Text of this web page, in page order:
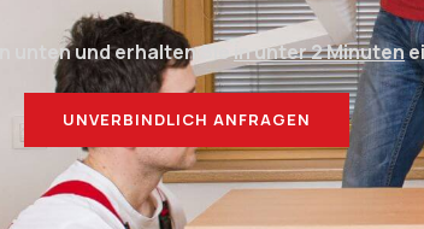
unten und erhalten Siein unter 2 Minuten
UNVERBINDLICH ANFRAGEN